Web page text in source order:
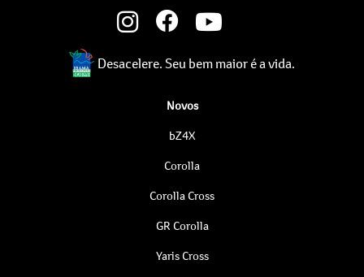
Desacelere. Seu bem maior é a vida.
Novos
bZ4X
Corolla
Corolla Cross
GR Corolla
Yaris Cross